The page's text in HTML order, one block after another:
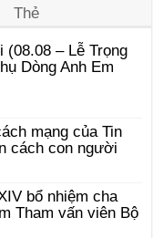
Thẻ
(08.08 – Lễ Trọng
Dòng Anh Em
mạng của Tin
cách con người
bổ nhiệm cha
Tham vấn viên Bộ